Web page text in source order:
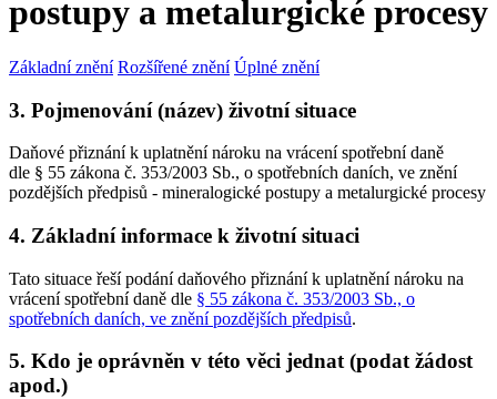
postupy a metalurgické procesy
Základní znění Rozšířené znění Úplné znění
3. Pojmenování (název) životní situace
Daňové přiznání k uplatnění nároku na vrácení spotřební daně
dle § 55 zákona č. 353/2003 Sb., o spotřebních daních, ve znění
pozdějších předpisů - mineralogické postupy a metalurgické procesy
4. Základní informace k životní situaci
Tato situace řeší podání daňového přiznání k uplatnění nároku na
vrácení spotřební daně dle § 55 zákona č. 353/2003 Sb., o
spotřebních daních, ve znění pozdějších předpisů.
5. Kdo je oprávněn v této věci jednat (podat žádost
apod.)